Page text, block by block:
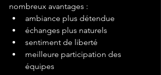
nombreux avantages :
ambiance plus détendue
échanges plus naturels
sentiment de liberté
meilleure participation des
équipes